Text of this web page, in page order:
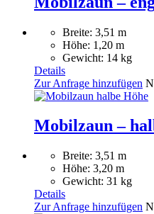
Breite: 3,51 m
Höhe: 1,20 m
Gewicht: 14 kg
Details
Zur Anfrage hinzufügen N
Mobilzaun –
Breite: 3,51 m
Höhe: 3,20 m
Gewicht: 31 kg
Details
Zur Anfrage hinzufügen N